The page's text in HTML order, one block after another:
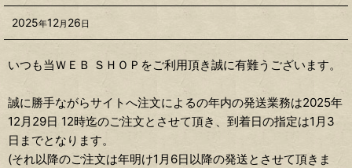
2025年12月 26 日
いつも当ＷＥＢ ＳＨＯＰをご利用頂き誠に有難うございます。
誠に勝手ながらサイトへ注文によるの年内の発送業務は2025年
12月29日 12時迄のご注文とさせて頂き、到着日の指定は1月3
日までとなります。
(それ以降のご注文は年明け1月6日以降の発送とさせて頂きま